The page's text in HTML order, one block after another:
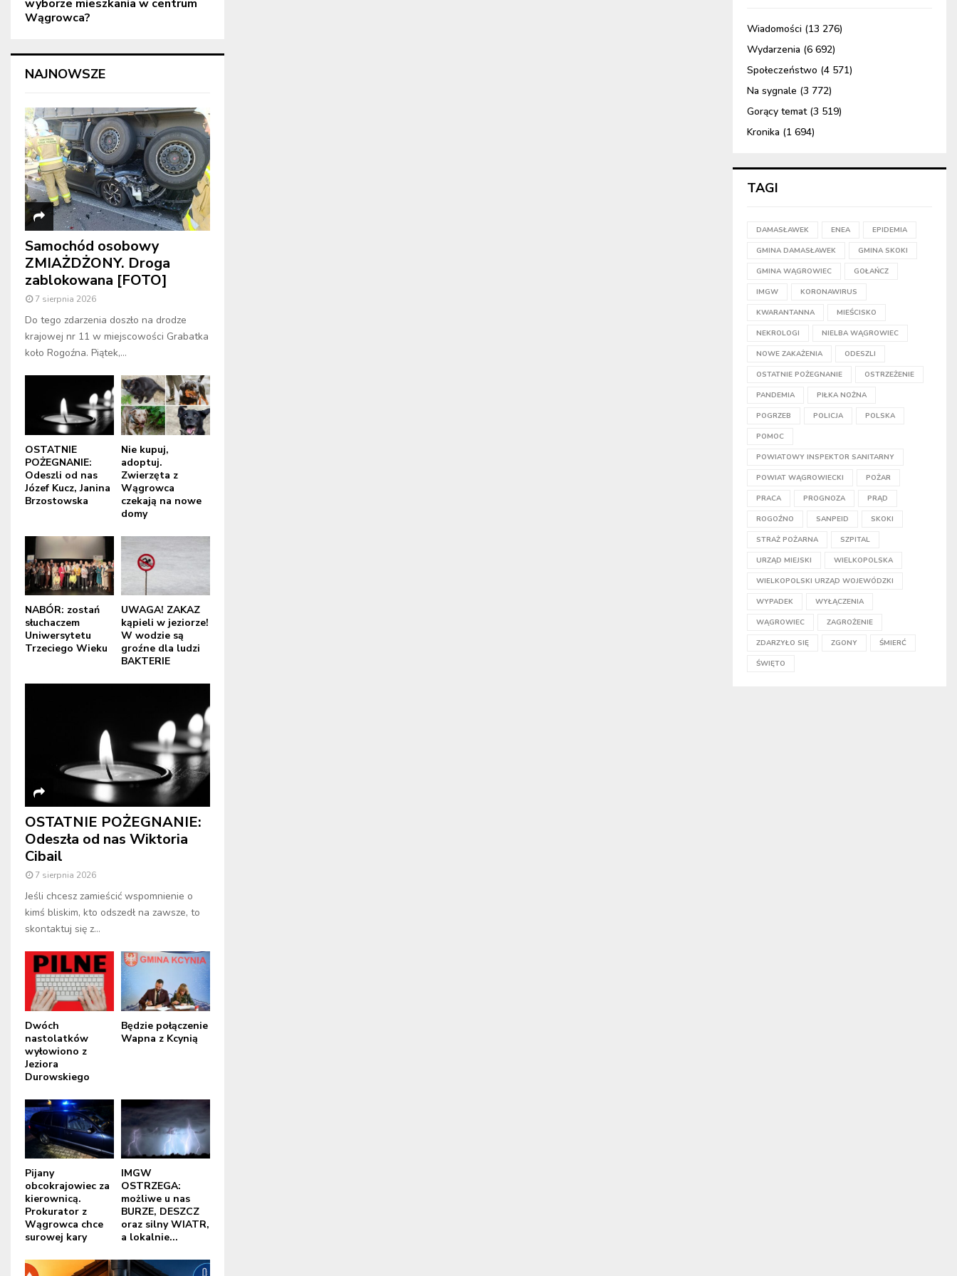
wyborze mieszkania w centrum
Wągrowca?
NAJNOWSZE
Samochód osobowy
ZMIAŻDŻONY. Droga
zablokowana [FOTO]
7 sierpnia 2026
Do tego zdarzenia doszło na drodze
krajowej nr 11 w miejscowości Grabatka
koło Rogoźna. Piątek,...
OSTATNIE
POŻEGNANIE:
Odeszli od nas
Józef Kucz, Janina
Brzostowska
Nie kupuj,
adoptuj.
Zwierzęta z
Wągrowca
czekają na nowe
domy
NABÓR: zostań
słuchaczem
Uniwersytetu
Trzeciego Wieku
UWAGA! ZAKAZ
kąpieli w jeziorze!
W wodzie są
groźne dla ludzi
BAKTERIE
OSTATNIE POŻEGNANIE:
Odeszła od nas Wiktoria
Cibail
7 sierpnia 2026
Jeśli chcesz zamieścić wspomnienie o
kimś bliskim, kto odszedł na zawsze, to
skontaktuj się z...
Dwóch
nastolatków
wyłowiono z
Jeziora
Durowskiego
Będzie połączenie
Wapna z Kcynią
Pijany
obcokrajowiec za
kierownicą.
Prokurator z
Wągrowca chce
surowej kary
IMGW
OSTRZEGA:
możliwe u nas
BURZE, DESZCZ
oraz silny WIATR,
a lokalnie...
Wiadomości (13 276)
Wydarzenia (6 692)
Społeczeństwo (4 571)
Na sygnale (3 772)
Gorący temat(3 519)
Kronika (1 694)
TAGI
DAMASŁAWEK ENEA EPIDEMIA
GMINA DAMASŁAWEK GMINA SKOKI
GMINA WĄGROWIEC GOŁAŃCZ
IMGW KORONAWIRUS
KWARANTANNA MIEŚCISKO
NEKROLOGI NIELBA WĄGROWIEC
NOWE ZAKAŻENIA ODESZLI
OSTATNIE POŻEGNANIE OSTRZEŻENIE
PANDEMIA PIŁKA NOŻNA
POGRZEB POLICJA POLSKA
POMOC
POWIATOWY INSPEKTOR SANITARNY
POWIAT WĄGROWIECKI POŻAR
PRACA PROGNOZA PRĄD
ROGOŹNO SANPEID SKOKI
STRAŻ POŻARNA SZPITAL
URZĄD MIEJSKI WIELKOPOLSKA
WIELKOPOLSKI URZĄD WOJEWÓDZKI
WYPADEK WYŁĄCZENIA
WĄGROWIEC ZAGROŻENIE
ZDARZYŁO SIĘ ZGONY ŚMIERĆ
ŚWIĘTO